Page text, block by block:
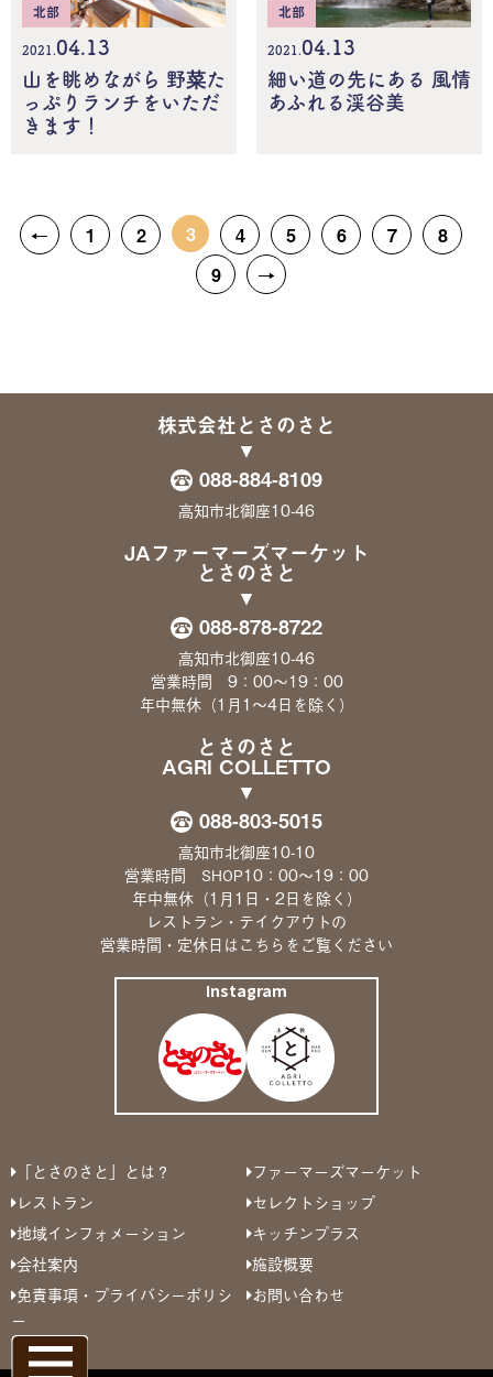
北部
2021. 04.13
山を眺めながら 野菜た
っぷりランチをいただ
きます！
北部
2021.
04.13
細い道の先にある 風情
あふれる渓谷美
← 1 2 3 4 5 6 7
8
9
→
株式会社とさのさと
088-884-8109
高知市北御座10-46
JAファーマーズマーケット
とさのさと
088-878-8722
高知市北御座10-46
営業時間 9：00〜19：00
年中無休（1月1〜4日を除く）
とさのさと
AGRI COLLETTO
088-803-5015
高知市北御座10-10
営業時間 SHOP10：00〜19：00
年中無休（1月1日・2日を除く）
レストラン・テイクアウトの
営業時間・定休日はこちら をご覧ください
Instagram
「とさのさと」とは？
ファーマーズマーケット
レストラン
セレクトショップ
地域インフォメーション
キッチンプラス
会社案内
施設概要
免責事項・プライバシーポリシ
ー
お問い合わせ